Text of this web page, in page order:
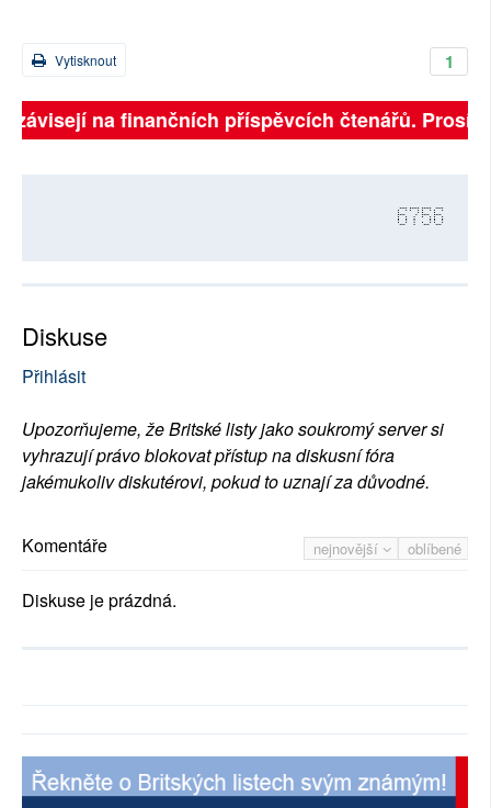
1
Vytisknout
na finančních příspěvcích čtenářů.
6756
Diskuse
Přihlásit
Upozorňujeme, že Britské listy jako soukromý server si
vyhrazují právo blokovat přístup na diskusní fóra
jakémukoliv diskutérovi, pokud to uznají za důvodné.
nejnovější oblíbené
Komentáře
Diskuse je prázdná.